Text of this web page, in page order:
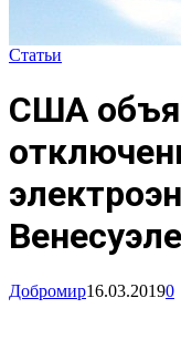
Статьи
США
Венесуэле
Добромир16.03.20190